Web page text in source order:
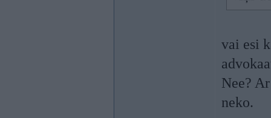
vai esi
Nee?
neko.